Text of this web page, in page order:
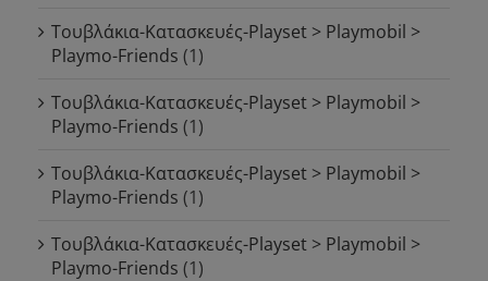
Τουβλάκια-Κατασκευές-Playset > Playmobil >
Playmo-Friends (1)
Τουβλάκια-Κατασκευές-Playset > Playmobil >
Playmo-Friends (1)
Τουβλάκια-Κατασκευές-Playset > Playmobil >
Playmo-Friends (1)
Τουβλάκια-Κατασκευές-Playset > Playmobil >
Playmo-Friends (1)